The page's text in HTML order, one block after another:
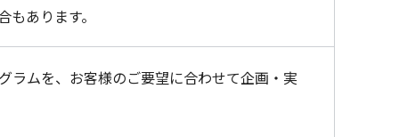
あります。
ラムを、お客様のご要望に合わせて企画・実